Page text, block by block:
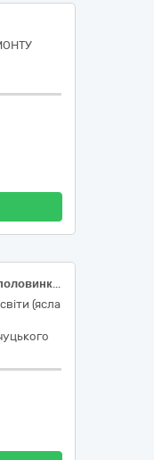
Полуниця ціла заморожена; Слива половинки заморожена
(ясла